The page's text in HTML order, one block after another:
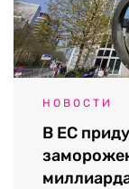
НОВОСТИ
В ЕС